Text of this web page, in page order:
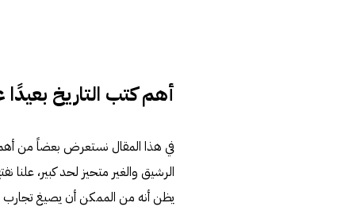
أهم كتب التاريخ
في هذا المقال نستعرض بعضاً من أهم
الرشيق والغير متحيز لحد كبير، علنا
يظن أنه من الممكن أن يصيغ تجارب